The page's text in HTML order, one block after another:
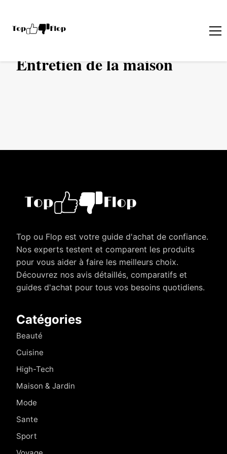
MAISON & JARDIN
Entretien de la maison
Top ou Flop est votre guide d'achat de confiance.
Nos experts testent et comparent les produits
pour vous aider à faire les meilleurs choix.
Découvrez nos avis détaillés, comparatifs et
guides d'achat pour tous vos besoins quotidiens.
Catégories
Beauté
Cuisine
High-Tech
Maison & Jardin
Mode
Sante
Sport